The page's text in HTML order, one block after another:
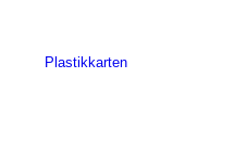
Plastikkarten